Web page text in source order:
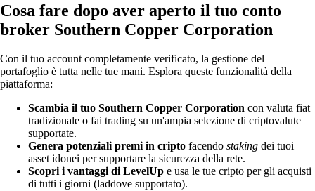
Cosa fare dopo aver aperto il tuo conto
broker Southern Copper Corporation
Con il tuo account completamente verificato, la gestione del
portafoglio è tutta nelle tue mani. Esplora queste funzionalità della
piattaforma:
Scambia il tuo Southern Copper Corporation con valuta fiat
tradizionale o fai trading su un'ampia selezione di criptovalute
supportate.
Genera potenziali premi in cripto facendo staking dei tuoi
asset idonei per supportare la sicurezza della rete.
Scopri i vantaggi di LevelUp e usa le tue cripto per gli acquisti
di tutti i giorni (laddove supportato).